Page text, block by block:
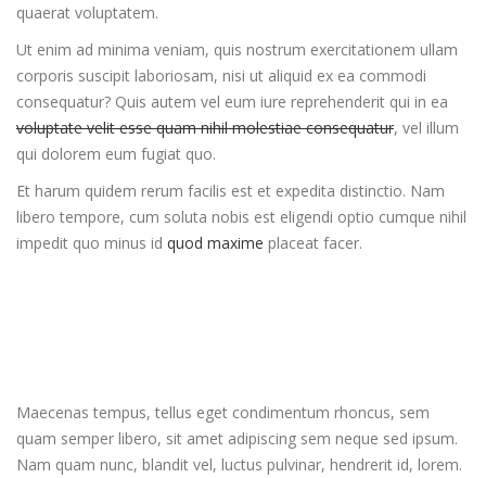
quaerat voluptatem.
Ut enim ad minima veniam, quis nostrum exercitationem ullam
corporis suscipit laboriosam, nisi ut aliquid ex ea commodi
consequatur? Quis autem vel eum iure reprehenderit qui in ea
voluptate velit esse quam nihil molestiae consequatur, vel illum
qui dolorem eum fugiat quo.
Et harum quidem rerum facilis est et expedita distinctio. Nam
libero tempore, cum soluta nobis est eligendi optio cumque nihil
impedit quo minus id quod maxime placeat facer.
Maecenas tempus, tellus eget condimentum rhoncus, sem
quam semper libero, sit amet adipiscing sem neque sed ipsum.
Nam quam nunc, blandit vel, luctus pulvinar, hendrerit id, lorem.